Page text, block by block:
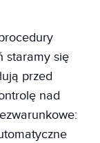
staramy się
przed
nad